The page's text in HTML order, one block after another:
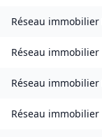
Réseau immobilier
Réseau immobilier
Réseau immobilier
Réseau immobilier